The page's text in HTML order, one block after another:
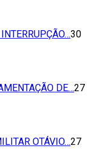
30
DE…27
OTÁVIO…27